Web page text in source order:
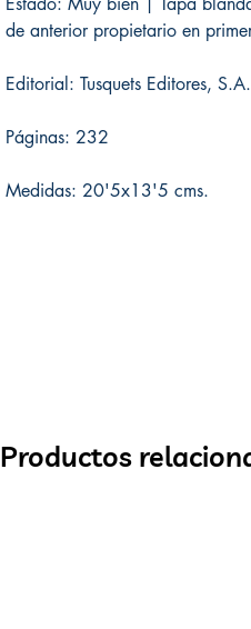
de anterior propietario en
Editorial: Tusquets Editores,
Páginas: 232
Medidas: 20'5x13'5 cms.
Productos